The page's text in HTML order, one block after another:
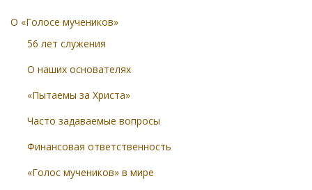
О «Голосе мучеников»
56 лет служения
О наших основателях
«Пытаемы за Христа»
Часто задаваемые вопросы
Финансовая ответственность
«Голос мучеников» в мире